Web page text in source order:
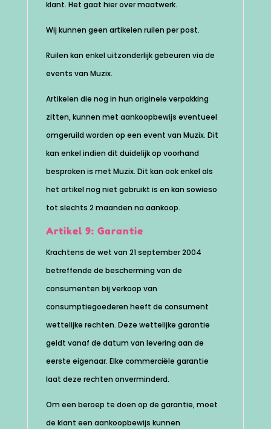
klant. Het gaat hier over maatwerk.
Wij kunnen geen artikelen ruilen per post.
Ruilen kan enkel uitzonderlijk gebeuren via de
events van Muzix.
Artikelen die nog in hun originele verpakking
zitten, kunnen met aankoopbewijs eventueel
omgeruild worden op een event van Muzix. Dit
kan enkel indien dit duidelijk op voorhand
besproken is met Muzix. Dit kan ook enkel als
het artikel nog niet gebruikt is en kan sowieso
tot slechts 2 maanden na aankoop.
Artikel 9: Garantie
Krachtens de wet van 21 september 2004
betreffende de bescherming van de
consumenten bij verkoop van
consumptiegoederen heeft de consument
wettelijke rechten. Deze wettelijke garantie
geldt vanaf de datum van levering aan de
eerste eigenaar. Elke commerciële garantie
laat deze rechten onverminderd.
Om een beroep te doen op de garantie, moet
de klant een aankoopbewijs kunnen